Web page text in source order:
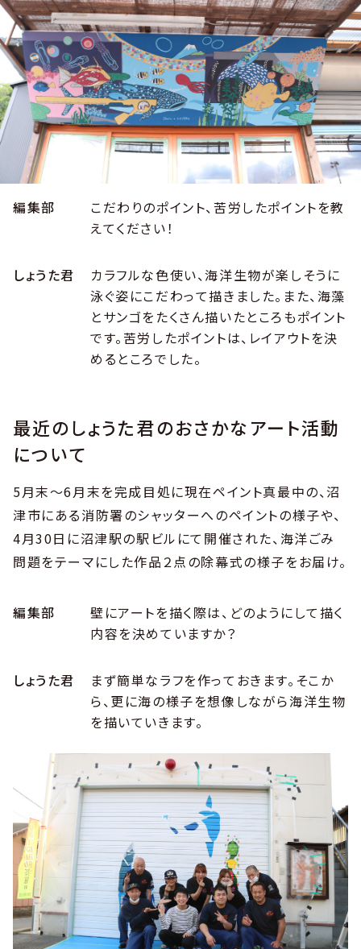
編集部
こだわりのポイント、苦労したポイントを教
えてください！
しょうた君
カラフルな色使い、海洋生物が楽しそうに
泳ぐ姿にこだわって描きました。また、海藻
とサンゴをたくさん描いたところもポイント
です。苦労したポイントは、レイアウトを決
めるところでした。
最近のしょうた君のおさかなアート活動
について
5月末〜6月末を完成目処に現在ペイント真最中の、沼
津市にある消防署のシャッターへのペイントの様子や、
4月30日に沼津駅の駅ビルにて開催された、海洋ごみ
問題をテーマにした作品２点の除幕式の様子をお届け。
編集部
壁にアートを描く際は、どのようにして描く
内容を決めていますか？
しょうた君
まず簡単なラフを作っておきます。そこか
ら、更に海の様子を想像しながら海洋生物
を描いていきます。